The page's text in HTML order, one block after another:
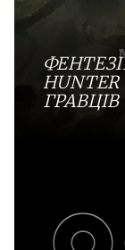
ГРАВЦІВ